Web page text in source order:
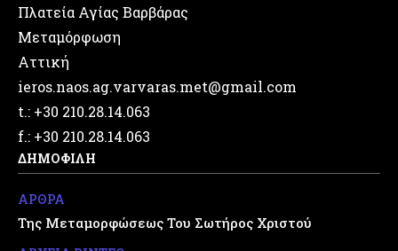
Πλατεία Αγίας Βαρβάρας
Μεταμόρφωση
Αττική
ieros.naos.ag.varvaras.met@gmail.com
t.: +30 210.28.14.063
f.: +30 210.28.14.063
ΔΗΜΟΦΙΛΗ
ΑΡΘΡΑ
Της Μεταμορφώσεως Του Σωτήρος Χριστού